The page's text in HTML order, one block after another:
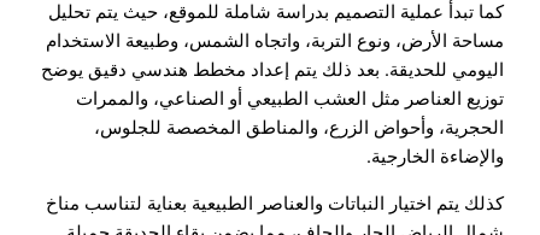
كما تبدأ عملية التصميم بدراسة شاملة للموقع، حيث يتم تحليل
مساحة الأرض، ونوع التربة، واتجاه الشمس، وطبيعة الاستخدام
اليومي للحديقة. بعد ذلك يتم إعداد مخطط هندسي دقيق يوضح
توزيع العناصر مثل العشب الطبيعي أو الصناعي، والممرات
الحجرية، وأحواض الزرع، والمناطق المخصصة للجلوس،
والإضاءة الخارجية.
كذلك يتم اختيار النباتات والعناصر الطبيعية بعناية لتناسب مناخ